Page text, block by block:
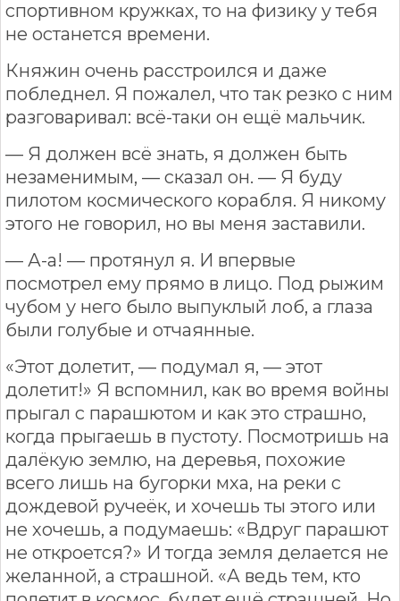
спортивном кружках, то на физику у тебя
не останется времени.
Княжин очень расстроился и даже
побледнел. Я пожалел, что так резко с ним
разговаривал: всё-таки он ещё мальчик.
— Я должен всё знать, я должен быть
незаменимым, — сказал он. — Я буду
пилотом космического корабля. Я никому
этого не говорил, но вы меня заставили.
— А-а! — протянул я. И впервые
посмотрел ему прямо в лицо. Под рыжим
чубом у него было выпуклый лоб, а глаза
были голубые и отчаянные.
«Этот долетит, — подумал я, — этот
долетит!» Я вспомнил, как во время войны
прыгал с парашютом и как это страшно,
когда прыгаешь в пустоту. Посмотришь на
далёкую землю, на деревья, похожие
всего лишь на бугорки мха, на реки с
дождевой ручеёк, и хочешь ты этого или
не хочешь, а подумаешь: «Вдруг парашют
не откроется?» И тогда земля делается не
желанной, а страшной. «А ведь тем, кто